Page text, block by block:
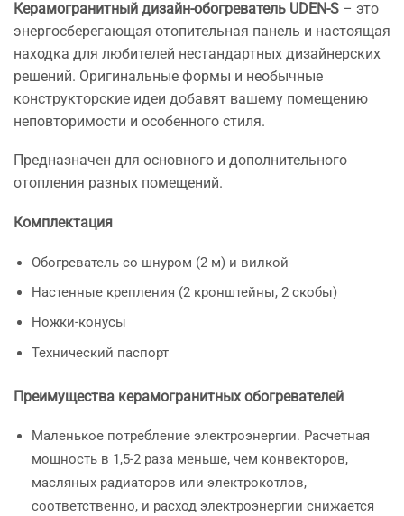
Керамогранитный дизайн-обогреватель UDEN-S – это
энергосберегающая отопительная панель и настоящая
находка для любителей нестандартных дизайнерских
решений. Оригинальные формы и необычные
конструкторские идеи добавят вашему помещению
неповторимости и особенного стиля.
Предназначен для основного и дополнительного
отопления разных помещений.
Комплектация
Обогреватель со шнуром (2 м) и вилкой
Настенные крепления (2 кронштейны, 2 скобы)
Ножки-конусы
Технический паспорт
​Преимущества керамогранитных обогревателей
Маленькое потребление электроэнергии. Расчетная
мощность в 1,5-2 раза меньше, чем конвекторов,
масляных радиаторов или электрокотлов,
соответственно, и расход электроэнергии снижается